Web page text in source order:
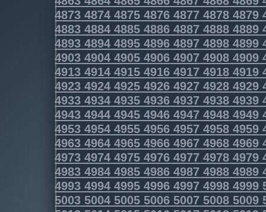
4873 4874 4875 4876 4877 4878 4879
4883 4884 4885 4886 4887 4888 4889
4893 4894 4895 4896 4897 4898 4899
4903 4904 4905 4906 4907 4908 4909
4913 4914 4915 4916 4917 4918 4919
4923 4924 4925 4926 4927 4928 4929
4933 4934 4935 4936 4937 4938 4939
4943 4944 4945 4946 4947 4948 4949
4953 4954 4955 4956 4957 4958 4959
4963 4964 4965 4966 4967 4968 4969
4973 4974 4975 4976 4977 4978 4979
4983 4984 4985 4986 4987 4988 4989
4993 4994 4995 4996 4997 4998 4999
5003 5004 5005 5006 5007 5008 5009